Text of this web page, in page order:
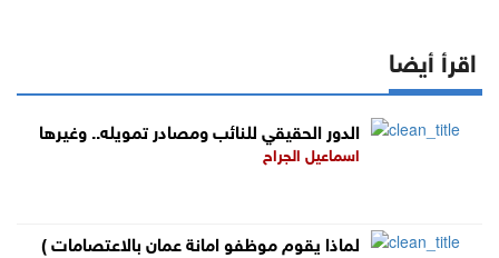
اقرأ أيضا
الدور الحقيقي للنائب ومصادر تمويله.. وغيرها
اسماعيل الجراح
( لماذا يقوم موظفو امانة عمان بالاعتصامات